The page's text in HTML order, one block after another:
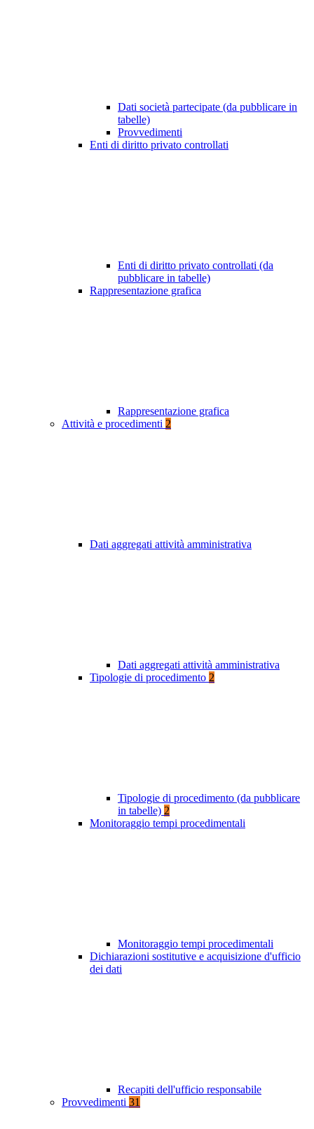
Dati società partecipate (da pubblicare in
tabelle)
Provvedimenti
Enti di diritto privato controllati
Enti di diritto privato controllati (da
pubblicare in tabelle)
Rappresentazione grafica
Rappresentazione grafica
Attività e procedimenti 2
Dati aggregati attività amministrativa
Dati aggregati attività amministrativa
Tipologie di procedimento 2
Tipologie di procedimento (da pubblicare
in tabelle) 2
Monitoraggio tempi procedimentali
Monitoraggio tempi procedimentali
Dichiarazioni sostitutive e acquisizione d'ufficio
dei dati
Recapiti dell'ufficio responsabile
Provvedimenti 31